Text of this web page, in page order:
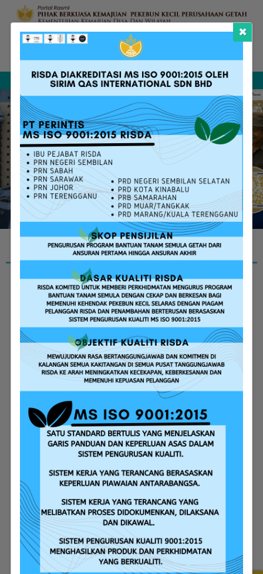
Soalan Lazim Hubungi Kami
Cari
PERKHIDMATAN RISDA
Bantuan Tanam Semula
Pembangunan Usahawan
×